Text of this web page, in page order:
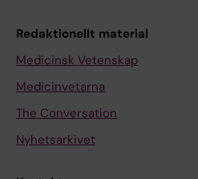
Redaktionellt material
Medicinsk Vetenskap
Medicinvetarna
The Conversation
Nyhetsarkivet